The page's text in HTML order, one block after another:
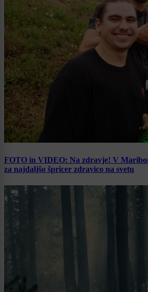
FOTO in VIDEO: Na zdravje! V
za najdaljšo špricer zdravico na svetu